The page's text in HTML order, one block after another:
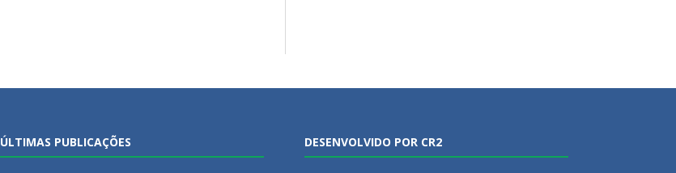
ÚLTIMAS PUBLICAÇÕES DESENVOLVIDO POR CR2